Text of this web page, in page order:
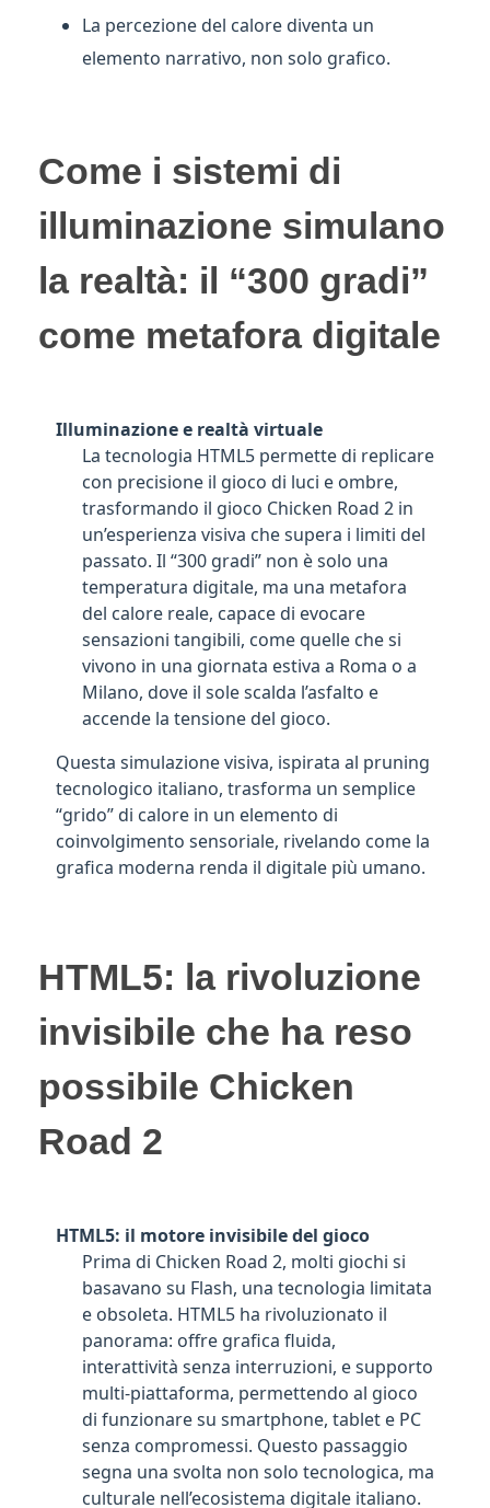
La percezione del calore diventa un
elemento narrativo, non solo grafico.
Come i sistemi di
illuminazione simulano
la realtà: il “300 gradi”
come metafora digitale
Illuminazione e realtà virtuale
La tecnologia HTML5 permette di replicare
con precisione il gioco di luci e ombre,
trasformando il gioco Chicken Road 2 in
un’esperienza visiva che supera i limiti del
passato. Il “300 gradi” non è solo una
temperatura digitale, ma una metafora
del calore reale, capace di evocare
sensazioni tangibili, come quelle che si
vivono in una giornata estiva a Roma o a
Milano, dove il sole scalda l’asfalto e
accende la tensione del gioco.
Questa simulazione visiva, ispirata al pruning
tecnologico italiano, trasforma un semplice
“grido” di calore in un elemento di
coinvolgimento sensoriale, rivelando come la
grafica moderna renda il digitale più umano.
HTML5: la rivoluzione
invisibile che ha reso
possibile Chicken
Road 2
HTML5: il motore invisibile del gioco
Prima di Chicken Road 2, molti giochi si
basavano su Flash, una tecnologia limitata
e obsoleta. HTML5 ha rivoluzionato il
panorama: offre grafica fluida,
interattività senza interruzioni, e supporto
multi-piattaforma, permettendo al gioco
di funzionare su smartphone, tablet e PC
senza compromessi. Questo passaggio
segna una svolta non solo tecnologica, ma
culturale nell’ecosistema digitale italiano.